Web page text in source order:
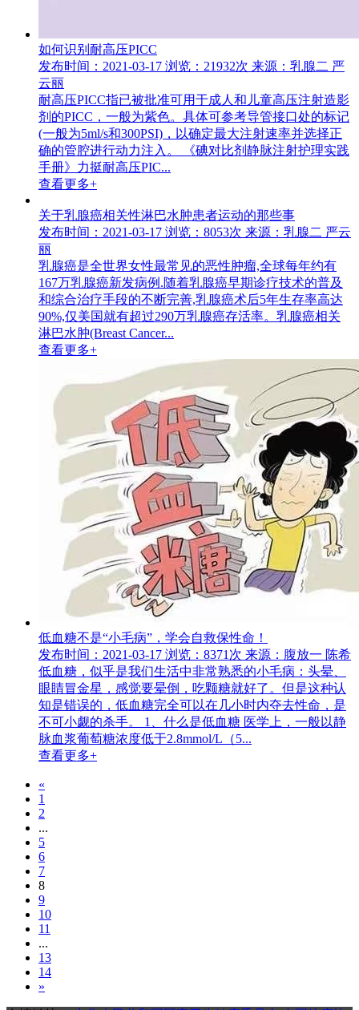
如何识别耐高压PICC
发布时间：2021-03-17 浏览：21932次 来源：乳腺二 严
云丽
耐高压PICC指已被批准可用于成人和儿童高压注射造影
剂的PICC，一般为紫色。具体可参考导管接口处的标记
(一般为5ml/s和300PSI)，以确定最大注射速率并选择正
确的管腔进行动力注入。 《碘对比剂静脉注射护理实践
手册》力挺耐高压PIC...
查看更多+
关于乳腺癌相关性淋巴水肿患者运动的那些事
发布时间：2021-03-17 浏览：8053次 来源：乳腺二 严云
丽
乳腺癌是全世界女性最常见的恶性肿瘤,全球每年约有
167万乳腺癌新发病例.随着乳腺癌早期诊疗技术的普及
和综合治疗手段的不断完善,乳腺癌术后5年生存率高达
90%,仅美国就有超过290万乳腺癌存活率。乳腺癌相关
淋巴水肿(Breast Cancer...
查看更多+
低血糖不是“小毛病”，学会自救保性命！
发布时间：2021-03-17 浏览：8371次 来源：腹放一 陈希
低血糖，似乎是我们生活中非常熟悉的小毛病：头晕、
眼睛冒金星，感觉要晕倒，吃颗糖就好了。但是这种认
知是错误的，低血糖完全可以在几小时内夺去性命，是
不可小觑的杀手。 1、什么是低血糖 医学上，一般以静
脉血浆葡萄糖浓度低于2.8mmol/L（5...
查看更多+
«
1
2
...
5
6
7
8
9
10
11
...
13
14
»